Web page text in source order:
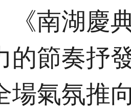
《南湖慶
的節奏抒
場氣氛推